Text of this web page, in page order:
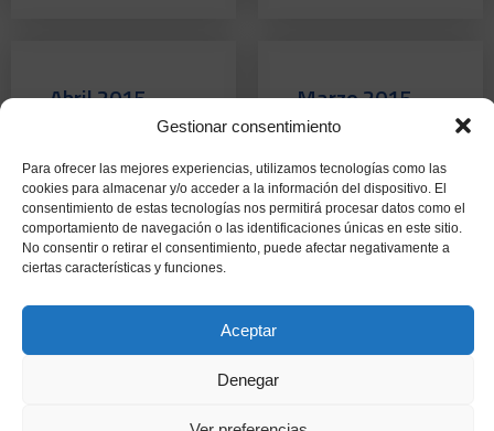
Gestionar consentimiento
Para ofrecer las mejores experiencias, utilizamos tecnologías como las
cookies para almacenar y/o acceder a la información del dispositivo. El
consentimiento de estas tecnologías nos permitirá procesar datos como el
comportamiento de navegación o las identificaciones únicas en este sitio.
No consentir o retirar el consentimiento, puede afectar negativamente a
ciertas características y funciones.
Aceptar
Denegar
Abril 2015
Ver más
Marzo 2015
Nº 84
Ver más